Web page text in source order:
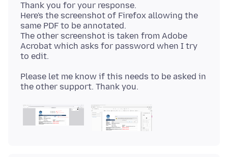
Thank you for your response.
Here's the screenshot of Firefox allowing the
same PDF to be annotated.
The other screenshot is taken from Adobe
Acrobat which asks for password when I try
Please let me know if this needs to be asked in